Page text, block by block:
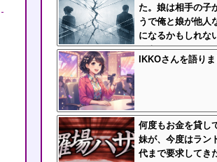
た。娘は相手の子
うで俺と娘が他人
になるかもしれな
そうで…
IKKOさんを語り
何度もお金を貸し
妹が、今度はラン
代まで要求してき